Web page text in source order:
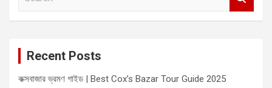
Recent Posts
কক্সবাজার ভ্রমণ গাইড | Best Cox’s Bazar Tour Guide 2025